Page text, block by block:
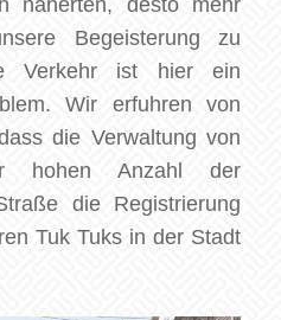
Begeisterung zu
Verkehr ist hier ein
Wir erfuhren von
die Verwaltung von
hohen Anzahl der
die Registrierung
Tuk Tuks in der Stadt